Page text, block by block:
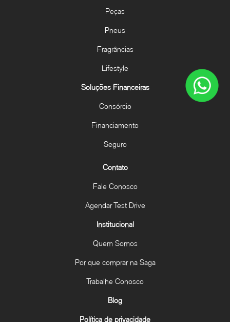
Peças
Pneus
Fragrâncias
Lifestyle
Soluções Financeiras
Consórcio
Financiamento
Seguro
Contato
Fale Conosco
Agendar Test Drive
Institucional
Quem Somos
Por que comprar na Saga
Trabalhe Conosco
Blog
Política de privacidade